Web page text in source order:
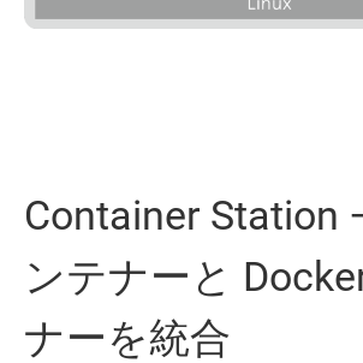
Container Station
ンテナーと
ナーを統合